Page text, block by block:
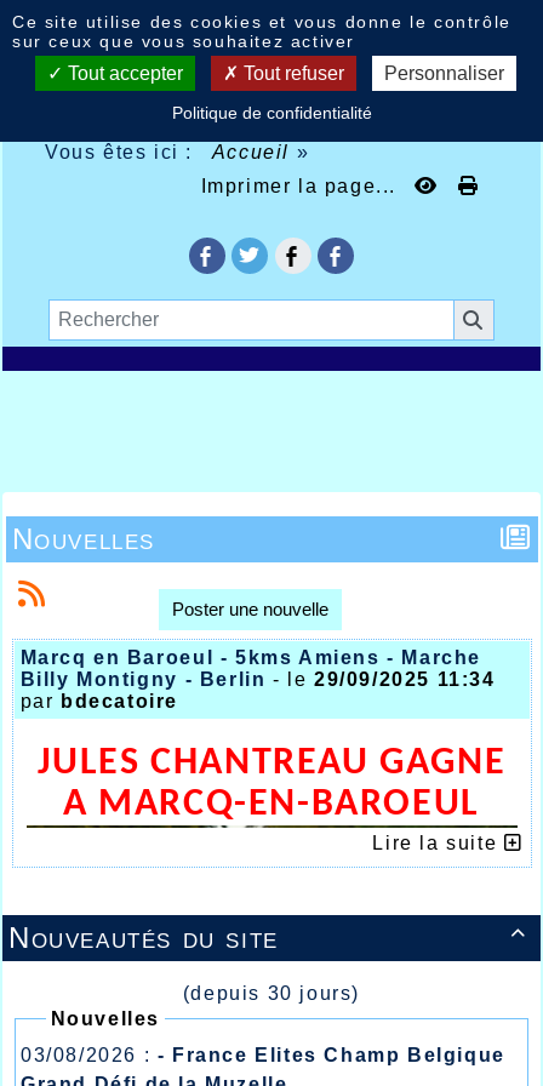
Vous êtes ici : Accueil »
Imprimer la page...

Nouveautés du site
(depuis 30 jours)
Nouvelles
03/08/2026 : - France Elites Champ Belgique
Nouvelles
Poster une nouvelle
Marcq en Baroeul - 5kms Amiens - Marche
Billy Montigny - Berlin - le 29/09/2025 11:34
par bdecatoire
JULES CHANTREAU GAGNE
A MARCQ-EN-BAROEUL
Lire la suite
Ce site utilise des cookies et vous donne le contrôle
sur ceux que vous souhaitez activer
Tout accepter Tout refuser Personnaliser
Politique de confidentialité